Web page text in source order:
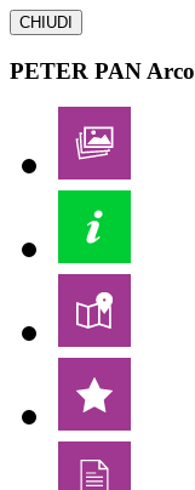
CHIUDI
PETER PAN Arco